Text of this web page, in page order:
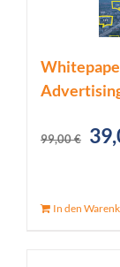
99,00€
In den